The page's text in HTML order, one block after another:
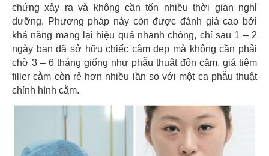
chứng xảy ra và không cần tốn nhiều thời gian nghỉ
dưỡng. Phương pháp này còn được đánh giá cao bởi
khả năng mang lại hiệu quả nhanh chóng, chỉ sau 1 – 2
ngày bạn đã sở hữu chiếc cằm đẹp mà không cần phải
chờ 3 – 6 tháng giống như phẫu thuật độn cằm, giá tiêm
filler cằm còn rẻ hơn nhiều lần so với một ca phẫu thuật
chỉnh hình cằm.